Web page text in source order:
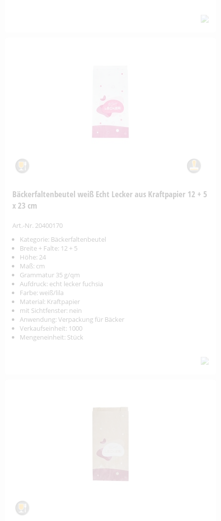
Bäckerfaltenbeutel weiß Echt Lecker aus Kraftpapier 12 + 5
x 23 cm
Art.-Nr. 20400170
Kategorie: Bäckerfaltenbeutel
Breite + Falte: 12 + 5
Höhe: 24
Maß: cm
Grammatur 35 g/qm
Aufdruck: echt lecker fuchsia
Farbe: weiß/lila
Material: Kraftpapier
mit Sichtfenster: nein
Anwendung: Verpackung für Bäcker
Verkaufseinheit: 1000
Mengeneinheit: Stück